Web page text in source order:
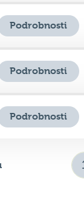
Podrobnosti
Podrobnosti